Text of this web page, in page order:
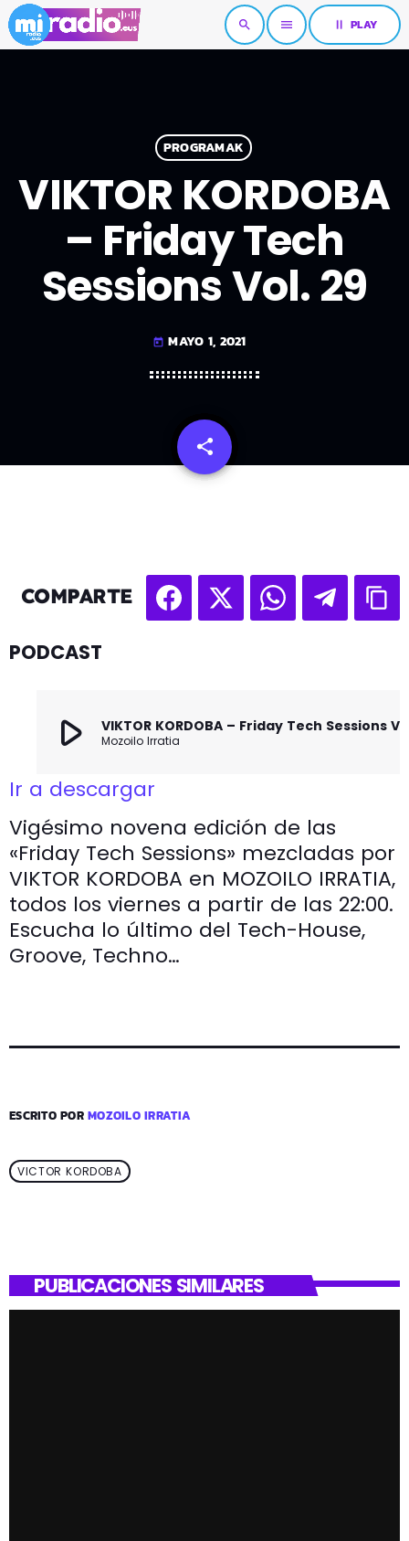
search menu pause PLAY
PROGRAMAK
VIKTOR KORDOBA
– Friday Tech
Sessions Vol. 29
today MAYO 1, 2021
share
email
COMPARTE
PODCAST
play_arrow Mozoilo Irratia
Ir a descargar
Vigésimo novena edición de las
«Friday Tech Sessions» mezcladas por
VIKTOR KORDOBA en MOZOILO IRRATIA,
todos los viernes a partir de las 22:00.
Escucha lo último del Tech-House,
Groove, Techno…
ESCRITO PORMOZOILO IRRATIA
VICTOR KORDOBA
PUBLICACIONES SIMILARES